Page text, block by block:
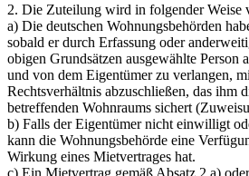
2. Die Zuteilung wird in folgender Weise
a) Die deutschen Wohnungsbehörden
sobald er durch Erfassung oder
obigen Grundsätzen ausgewählte Person
und von dem Eigentümer zu verlangen,
Rechtsverhältnis abzuschließen, das ihm
betreffenden Wohnraums sichert
b) Falls der Eigentümer nicht einwilligt
kann die Wohnungsbehörde eine
Wirkung eines Mietvertrages hat.
c) Ein Mietvertrag gemäß Absatz 2 a)